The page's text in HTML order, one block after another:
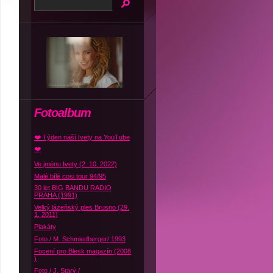
Fotoalbum
❤️ Týden naší Ivety na YouTube
❤️
Ve jménu Ivety (2. 10. 2022)
Malé bílé cosi tour 94/95
30 let BIG BANDU RADIO
PRAHA (1991)
Velký lázeňský ples Brusno (29.
1. 2011)
Plakáty
Foto / M. Schmiedberger/ 1993
Focení pro Blesk magazín (2008
)
Foto / J. Starý /